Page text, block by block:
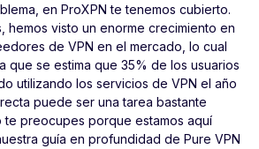
en ProXPN te tenemos cubierto.
hemos visto un enorme crecimiento en
de VPN en el mercado, lo cual
que se estima que 35% de los usuarios
utilizando los servicios de VPN el año
puede ser una tarea bastante
te preocupes porque estamos aquí
guía en profundidad de Pure VPN